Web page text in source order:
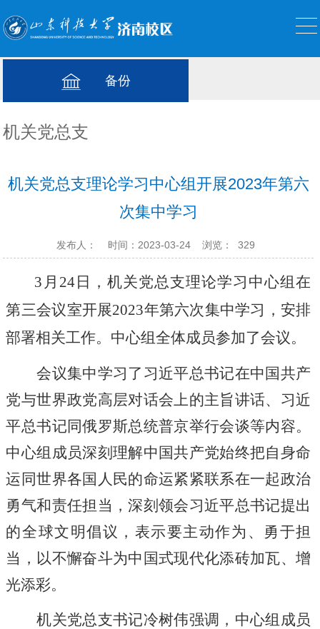
备份
机关党总支
机关党总支理论学习中心组开展2023年第六
次集中学习
发布人： 时间：2023-03-24 浏览： 329
3月24日，机关党总支理论学习中心组在
第三会议室开展2023年第六次集中学习，安排
部署相关工作。中心组全体成员参加了会议。
会议集中学习了习近平总书记在中国共产
党与世界政党高层对话会上的主旨讲话、习近
平总书记同俄罗斯总统普京举行会谈等内容。
中心组成员深刻理解中国共产党始终把自身命
运同世界各国人民的命运紧紧联系在一起政治
勇气和责任担当，深刻领会习近平总书记提出
的全球文明倡议，表示要主动作为、勇于担
当，以不懈奋斗为中国式现代化添砖加瓦、增
光添彩。
机关党总支书记冷树伟强调，中心组成员